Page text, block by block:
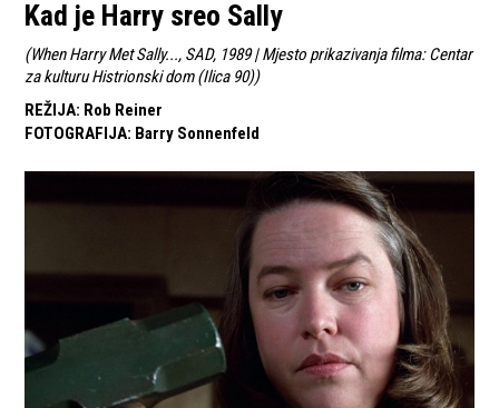
Kad je Harry sreo Sally
(When Harry Met Sally..., SAD, 1989 | Mjesto prikazivanja filma: Centar
za kulturu Histrionski dom (Ilica 90))
REŽIJA: Rob Reiner
FOTOGRAFIJA: Barry Sonnenfeld